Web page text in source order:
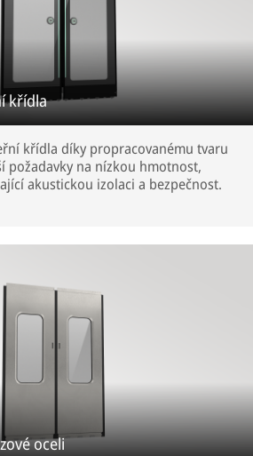
křídla
křídla díky propracovanému tvaru
požadavky na nízkou hmotnost,
akustickou izolaci a bezpečnost.
oceli